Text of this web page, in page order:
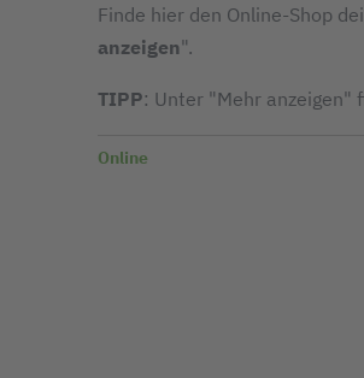
Finde hier den Online-Shop
anzeigen".
TIPP: Unter "Mehr anzeigen"
Online